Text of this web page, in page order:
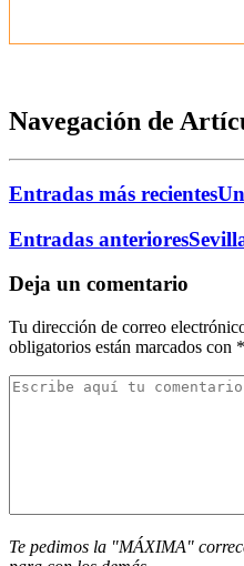
Navegación de
Entradas más recientes
Entradas anteriores
Deja un comentario
Tu dirección de correo
obligatorios están marcados con *
Te pedimos la "MÁXIMA"